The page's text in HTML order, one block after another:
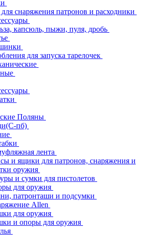
снаряжения патронов и расходники
капсюль, пыжи, пуля, дробь
для запуска тарелочек
Поляны
пб)
лента
и ящики для патронов, снаряжения и
оружия
и сумки для пистолетов
для оружия
патронташи и подсумки
Allen
для оружия
и опоры для оружия